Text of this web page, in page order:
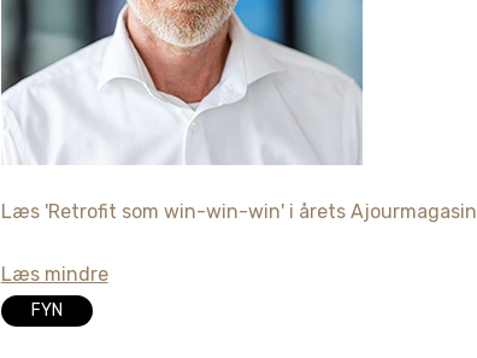
Læs 'Retrofit som win-win-win' i årets Ajourmagasin
Læs mindre
FYN